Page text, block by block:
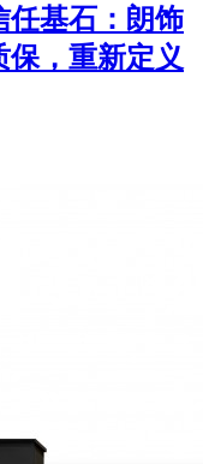
任基石：朗饰
保，重新定义